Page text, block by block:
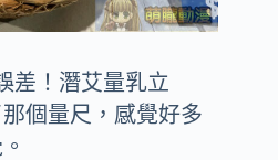
差！潛艾量乳立
個量尺，感覺好多